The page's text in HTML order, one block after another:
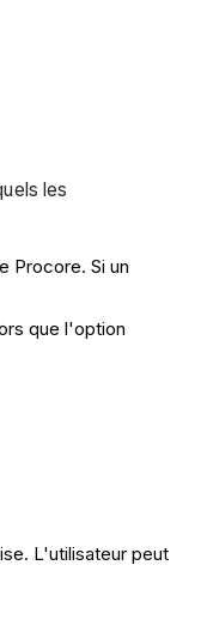
les
Procore. Si un
que l'option
L'utilisateur peut